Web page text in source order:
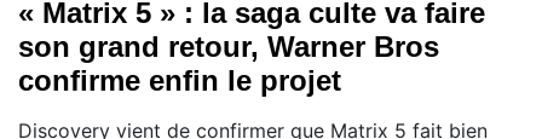
« Matrix 5 » : la saga culte va faire
son grand retour, Warner Bros
confirme enfin le projet
Discovery vient de confirmer que Matrix 5 fait bien